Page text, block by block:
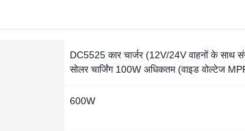
DC5525 कार चार्जर (12V/24V वाहनों के साथ
सोलर चार्जिंग 100W अधिकतम (वाइड वोल्टेज
600W